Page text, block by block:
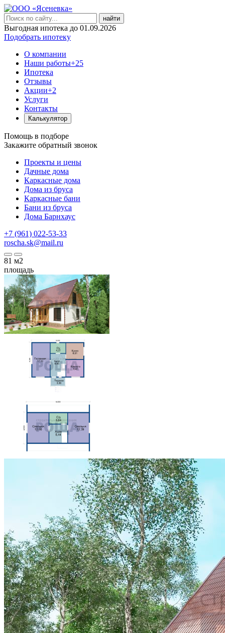
найти
Выгодная ипотека до 01.09.2026
Подобрать ипотеку
О компании
Наши работы+25
Ипотека
Отзывы
Акции+2
Услуги
Контакты
Калькулятор
Помощь в подборе
Закажите обратный звонок
Проекты и цены
Дачные дома
Каркасные дома
Дома из бруса
Каркасные бани
Бани из бруса
Дома Барнхаус
+7 (961) 022-53-33
roscha.sk@mail.ru
81 м2
площадь